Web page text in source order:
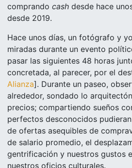
comprando cash desde hace
desde 2019.
Hace unos días, un fotógrafo y
miradas durante un evento
pasar las siguientes 48 horas
concretada, al parecer, por el
Alianza]. Durante un paseo,
alrededor, sondado lo
precios; compartiendo sueños
perfectos desconocidos
de ofertas asequibles de
de salario promedio, el
gentrificación y nuestros gustos
nuestros oficios culturales.